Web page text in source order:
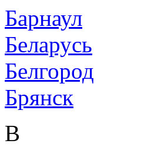
Барнаул
Беларусь
Белгород
Брянск
В